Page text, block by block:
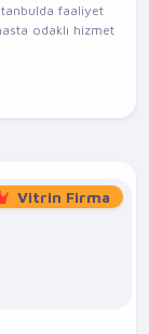
faaliyet
odaklı hizmet
Vitrin Firma